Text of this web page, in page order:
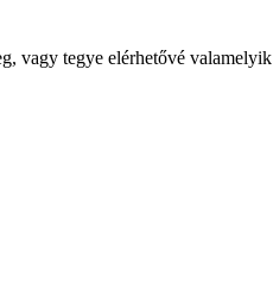
vagy tegye elérhetővé